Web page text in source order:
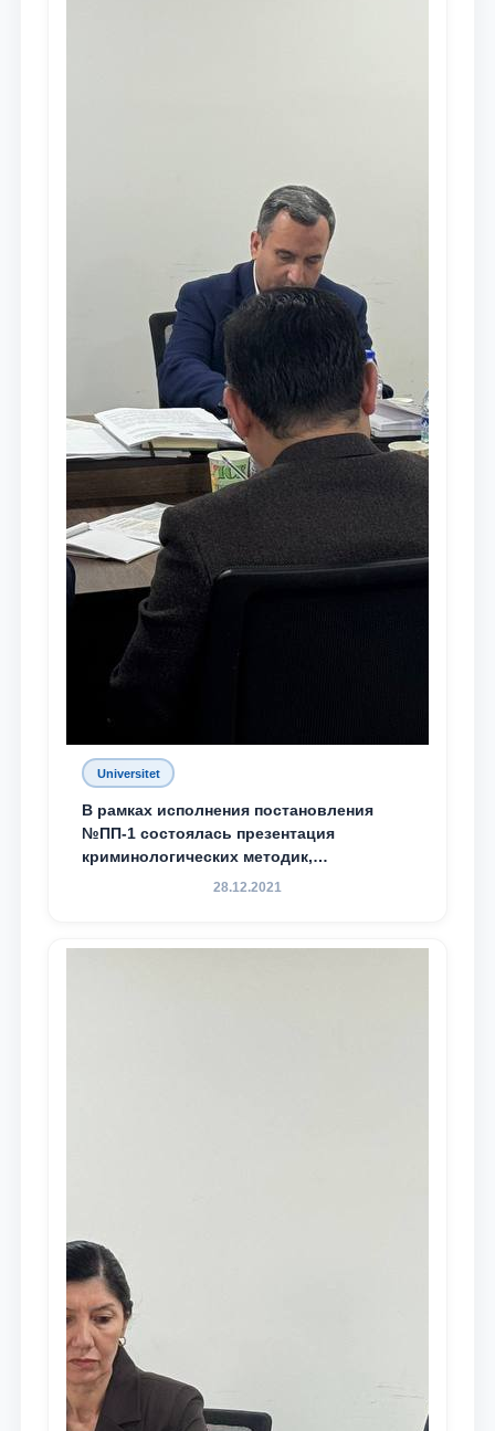
Universitet
В рамках исполнения постановления
№ПП-1 состоялась презентация
криминологических методик,
разработанных ТГЮУ
28.12.2021